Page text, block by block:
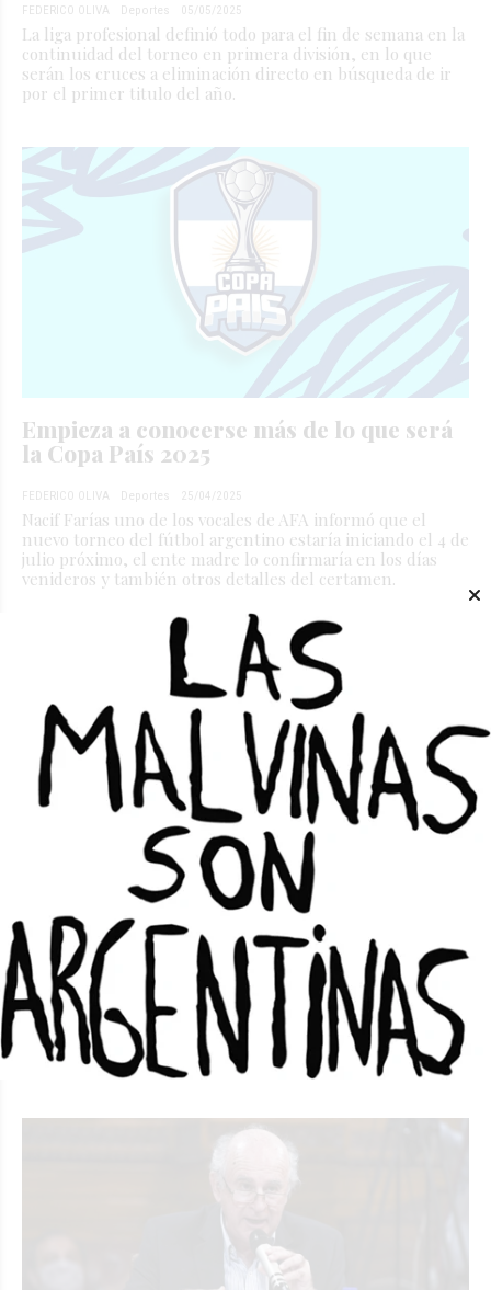
FEDERICO OLIVA Deportes 05/05/2025
La liga profesional definió todo para el fin de semana en la
continuidad del torneo en primera división, en lo que
serán los cruces a eliminación directo en búsqueda de ir
por el primer titulo del año.
Empieza a conocerse más de lo que será
la Copa País 2025
FEDERICO OLIVA Deportes 25/04/2025
Nacif Farías uno de los vocales de AFA informó que el
nuevo torneo del fútbol argentino estaría iniciando el 4 de
julio próximo, el ente madre lo confirmaría en los días
venideros y también otros detalles del certamen.
La hiper inflación llegó a la selección
Argentina
FEDERICO OLIVA Deportes 19/03/2025
Los campeones del mundo vuelven a jugar en el país en
este caso en el clásico frente a Brasil y sin Messi, pese a
esto último, los precios de las entradas subieron
exorbitantemente.